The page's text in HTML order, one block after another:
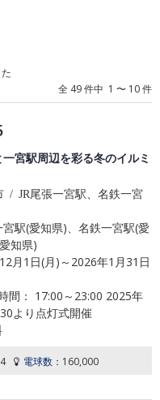
全 49 件中 1 〜 10 件
一宮駅周辺を彩る冬のイルミ
/ JR尾張一宮駅、名鉄一宮
駅(愛知県)、名鉄一宮駅(愛
知県)
月1日(月)～2026年1月31日
間： 17:00～23:00 2025年
より点灯式開催
4 電球数： 160,000